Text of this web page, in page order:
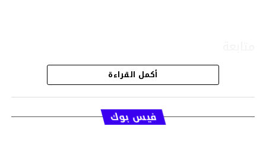
قسم الاخبار
أكمل القراءة
فيس بوك